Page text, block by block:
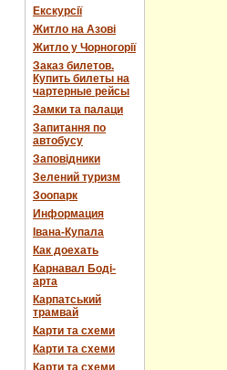
Екскурсії
Житло на Азові
Житло у Чорногорії
Заказ билетов.
Купить билеты на
чартерные рейсы
Замки та палаци
Запитання по
автобусу
Заповідники
Зелений туризм
Зоопарк
Информация
Івана-Купала
Как доехать
Карнавал Боді-
арта
Карпатський
трамвай
Карти та схеми
Карти та схеми
Карти та схеми